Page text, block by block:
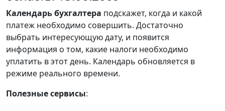
Календарьбухгалтера подскажет, когда и какой
платеж необходимо совершить. Достаточно
выбрать интересующую дату, и появится
информация о том, какие налоги необходимо
уплатить в этот день. Календарь обновляется в
режиме реального времени.
Полезные сервисы: